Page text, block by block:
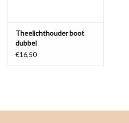
Theelichthouder boot
dubbel
€16,50